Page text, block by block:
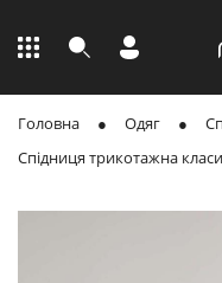
Головна Одяг
Спідниця трикотажна